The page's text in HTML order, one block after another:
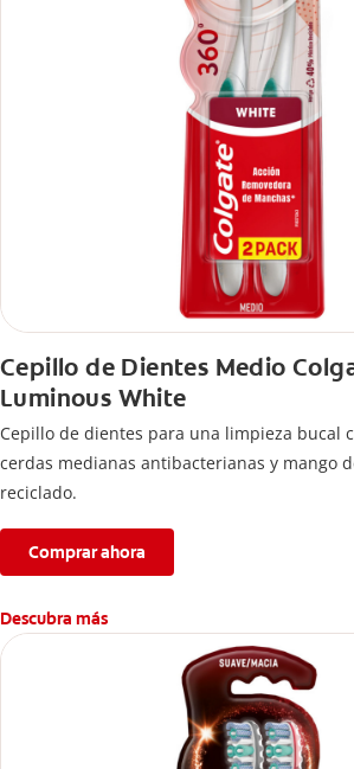
Cepillo de Dientes Medio
Luminous White
Cepillo de dientes para una limpieza bucal
cerdas medianas antibacterianas y mango
reciclado.
Comprar ahora
Descubra más